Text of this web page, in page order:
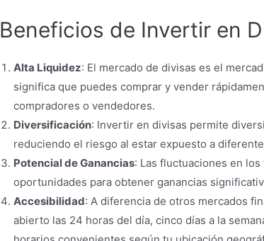
Beneficios de Invertir en
Alta Liquidez: El mercado de divisas es el
significa que puedes comprar y vender
compradores o vendedores.
Diversificación: Invertir en divisas permite
reduciendo el riesgo al estar expuesto a
Potencial de Ganancias: Las fluctuaciones en
oportunidades para obtener ganancias
Accesibilidad: A diferencia de otros mercados
abierto las 24 horas del día, cinco días a la